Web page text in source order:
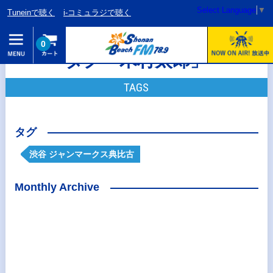
Tuneinで聴く i-コミュラジで聴く Select Language ▼
0
タグ「木村太郎」
TAGS
タグ
渋谷 ジャンマークス典比古
Monthly Archive